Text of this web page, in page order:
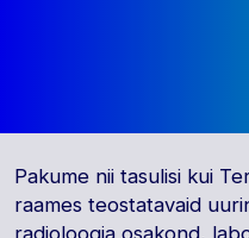
Pakume nii tasulisi kui
raames teostatavaid
radioloogia osakond,